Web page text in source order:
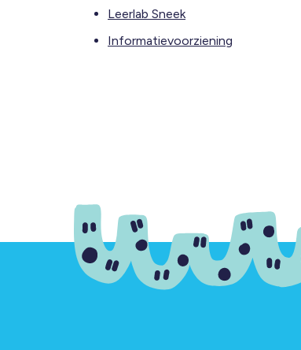
Leerlab Sneek
Informatievoorziening